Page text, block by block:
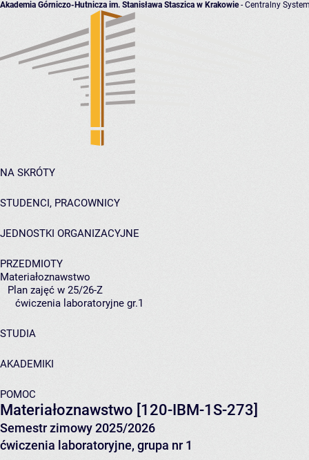
Akademia Górniczo-Hutnicza im. Stanisława Staszica w Krakowie- Centralny
NA SKRÓTY
STUDENCI, PRACOWNICY
JEDNOSTKI ORGANIZACYJNE
PRZEDMIOTY
Materiałoznawstwo
Plan zajęć w 25/26-Z
ćwiczenia laboratoryjne gr.1
STUDIA
AKADEMIKI
POMOC
Materiałoznawstwo [120-IBM-1S-273]
Semestr zimowy 2025/2026
ćwiczenia laboratoryjne, grupa nr 1